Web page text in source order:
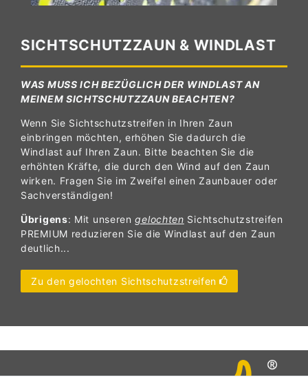
SICHTSCHUTZZAUN & WINDLAST
WAS MUSS ICH BEZÜGLICH DER WINDLAST AN
MEINEM SICHTSCHUTZZAUN BEACHTEN?
Wenn Sie Sichtschutzstreifen in Ihren Zaun
einbringen möchten, erhöhen Sie dadurch die
Windlast auf Ihren Zaun. Bitte beachten Sie die
erhöhten Kräfte, die durch den Wind auf den Zaun
wirken. Fragen Sie im Zweifel einen Zaunbauer oder
Sachverständigen!
Übrigens: Mit unserengelochten Sichtschutzstreifen
PREMIUM reduzieren Sie die Windlast auf den Zaun
deutlich...
Zu den gelochten Sichtschutzstreifen